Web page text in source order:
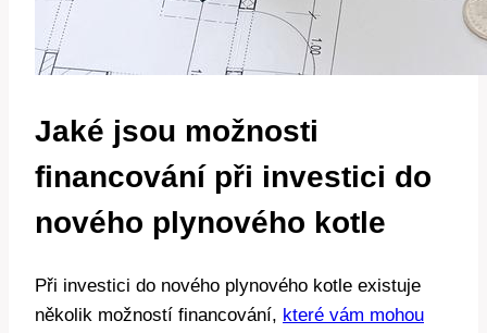
Jaké jsou možnosti
financování při investici do
nového plynového kotle
Při investici do nového plynového kotle existuje
několik možností financování, které vám mohou